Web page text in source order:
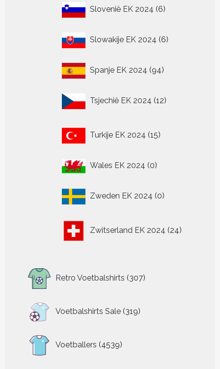
Slovenië EK 2024 66
Slowakije EK 2024 6
producten
Spanje EK 2024 9494
Tsjechië EK 2024 12
producten
Turkije EK 2024 15
producten
Wales EK 2024 00
Zweden EK 2024 0
producten
Zwitserland EK 2024 24
producten
Retro Voetbalshirts 307
producten
Voetbalshirts Sale 319
319
producten
Voetballers 4539
producten